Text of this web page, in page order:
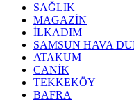
SAĞLIK
MAGAZİN
İLKADIM
SAMSUN HAVA
ATAKUM
CANİK
TEKKEKÖY
BAFRA